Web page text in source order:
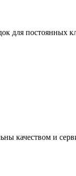
для постоянных
качеством и